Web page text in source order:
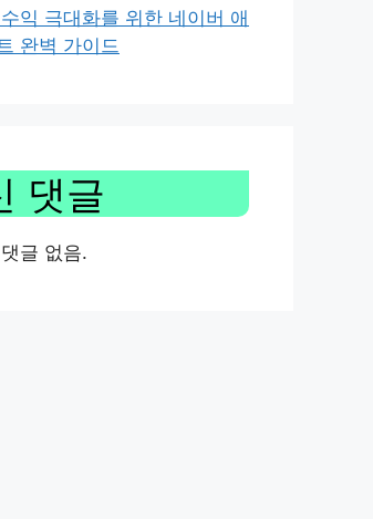
익 극대화를 위한 네이버 애
완벽 가이드
댓글
글 없음.